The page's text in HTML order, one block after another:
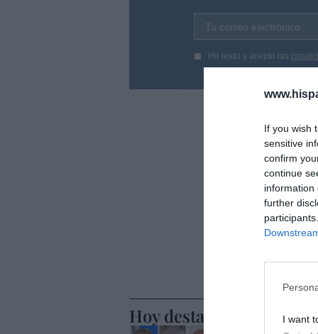
If you wish
sensitive
confirm
continue
information
further
I want
Tu correo electrónico...
He leído y acepto las
Hoy destacamos